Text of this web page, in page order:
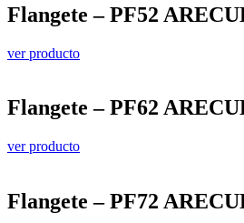
Flangete – PF52
ver producto
Flangete – PF62
ver producto
Flangete – PF72